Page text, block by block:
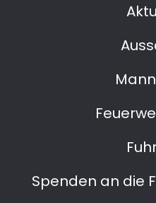
Spenden an die